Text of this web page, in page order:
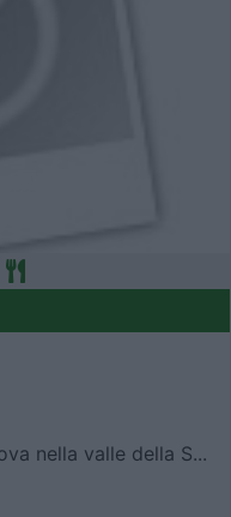
nella valle della S...